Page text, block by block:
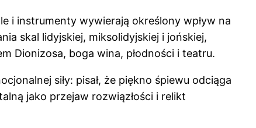
i instrumenty wywierają określony wpływ na
skal lidyjskiej, miksolidyjskiej i jońskiej,
Dionizosa, boga wina, płodności i teatru.
siły: pisał, że piękno śpiewu odciąga
jako przejaw rozwiązłości i relikt